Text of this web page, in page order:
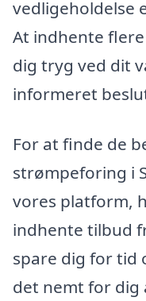
vedligeholdelse
At indhente
dig tryg ved dit
informeret
For at finde de
strømpeforing i
vores platform,
indhente tilbud
spare dig for tid
det nemt for dig